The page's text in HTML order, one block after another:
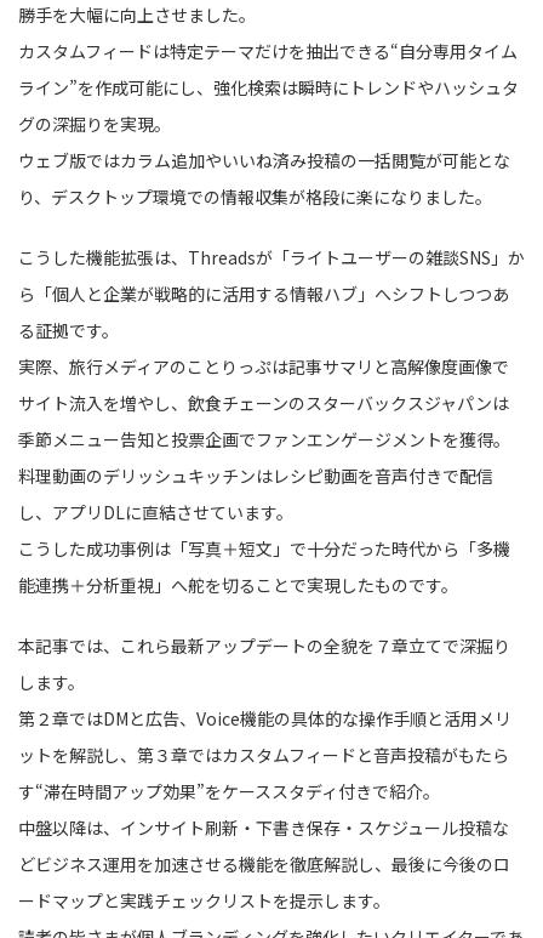
勝手を大幅に向上させました。
カスタムフィードは特定テーマだけを抽出できる“自分専用タイム
ライン”を作成可能にし、強化検索は瞬時にトレンドやハッシュタ
グの深掘りを実現。
ウェブ版ではカラム追加やいいね済み投稿の一括閲覧が可能とな
り、デスクトップ環境での情報収集が格段に楽になりました。
こうした機能拡張は、Threadsが「ライトユーザーの雑談SNS」か
ら「個人と企業が戦略的に活用する情報ハブ」へシフトしつつあ
る証拠です。
実際、旅行メディアのことりっぷは記事サマリと高解像度画像で
サイト流入を増やし、飲食チェーンのスターバックスジャパンは
季節メニュー告知と投票企画でファンエンゲージメントを獲得。
料理動画のデリッシュキッチンはレシピ動画を音声付きで配信
し、アプリDLに直結させています。
こうした成功事例は「写真＋短文」で十分だった時代から「多機
能連携＋分析重視」へ舵を切ることで実現したものです。
本記事では、これら最新アップデートの全貌を７章立てで深掘り
します。
第２章ではDMと広告、Voice機能の具体的な操作手順と活用メリ
ットを解説し、第３章ではカスタムフィードと音声投稿がもたら
す“滞在時間アップ効果”をケーススタディ付きで紹介。
中盤以降は、インサイト刷新・下書き保存・スケジュール投稿な
どビジネス運用を加速させる機能を徹底解説し、最後に今後のロ
ードマップと実践チェックリストを提示します。